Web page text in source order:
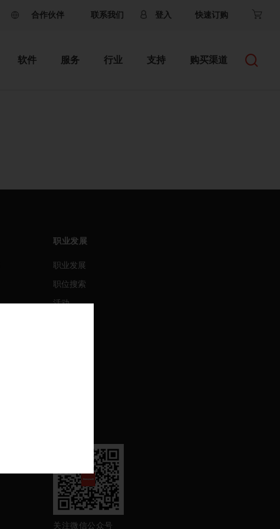
合作伙伴 联系我们 登入 快速订购
软件 服务 行业 支持 购买渠道
职业发展
职业发展
职位搜索
活动
关注微信公众号